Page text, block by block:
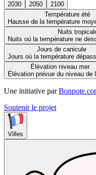
2030 2050
2100
Température été
Hausse de la température
Nuits
Nuits où la température ne
Jours de canicule
Jours où la température
Élévation niveau mer
Élévation prévue du niveau de
Une initiative par
Soutenir le projet
Villes